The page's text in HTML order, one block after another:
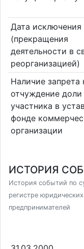
Дата исключения
(прекращения
деятельности в
реорганизацией)
Наличие запрета
отчуждение доли
участника в
фонде
организации
ИСТОРИЯ
История событий по
регистре
предпринимателей